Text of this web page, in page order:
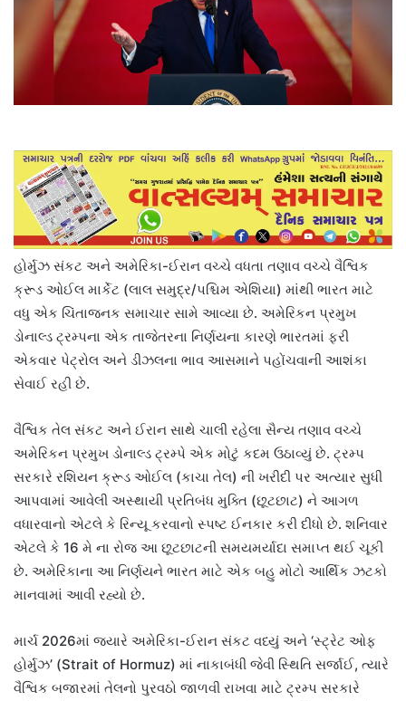
હોર્મુઝ સંકટ અને અમેરિકા-ઈરાન વચ્ચે વધતા તણાવ વચ્ચે વૈશ્વિક
ક્રૂડ ઓઈલ માર્કેટ (લાલ સમુદ્ર/પશ્ચિમ એશિયા) માંથી ભારત માટે
વધુ એક ચિંતાજનક સમાચાર સામે આવ્યા છે. અમેરિકન પ્રમુખ
ડોનાલ્ડ ટ્રમ્પના એક તાજેતરના નિર્ણયના કારણે ભારતમાં ફરી
એકવાર પેટ્રોલ અને ડીઝલના ભાવ આસમાને પહોંચવાની આશંકા
સેવાઈ રહી છે.
વૈશ્વિક તેલ સંકટ અને ઈરાન સાથે ચાલી રહેલા સૈન્ય તણાવ વચ્ચે
અમેરિકન પ્રમુખ ડોનાલ્ડ ટ્રમ્પે એક મોટું કદમ ઉઠાવ્યું છે. ટ્રમ્પ
સરકારે રશિયન ક્રૂડ ઓઈલ (કાચા તેલ) ની ખરીદી પર અત્યાર સુધી
આપવામાં આવેલી અસ્થાયી પ્રતિબંધ મુક્તિ (છૂટછાટ) ને આગળ
વધારવાનો એટલે કે રિન્યૂ કરવાનો સ્પષ્ટ ઈનકાર કરી દીધો છે. શનિવાર
એટલે કે 16 મે ના રોજ આ છૂટછાટની સમયમર્યાદા સમાપ્ત થઈ ચૂકી
છે. અમેરિકાના આ નિર્ણયને ભારત માટે એક બહુ મોટો આર્થિક ઝટકો
માનવામાં આવી રહ્યો છે.
માર્ચ 2026માં જ્યારે અમેરિકા-ઈરાન સંકટ વધ્યું અને ‘સ્ટ્રેટ ઓફ
હોર્મુઝ’ (Strait of Hormuz) માં નાકાબંધી જેવી સ્થિતિ સર્જાઈ, ત્યારે
વૈશ્વિક બજારમાં તેલનો પુરવઠો જાળવી રાખવા માટે ટ્રમ્પ સરકારે